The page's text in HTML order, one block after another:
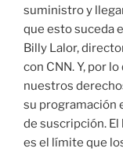
suministro y
que esto suceda
Billy Lalor,
con CNN. Y, por
nuestros
su programación
de suscripción. El
es el límite que